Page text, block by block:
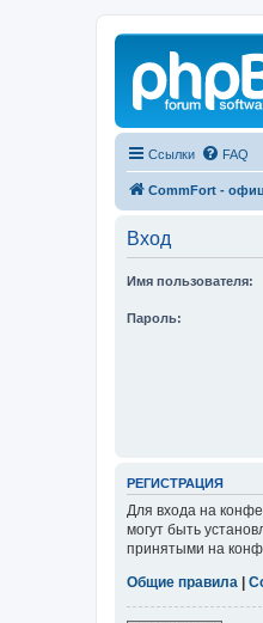
Ссылки FAQ
CommFort -
Вход
Имя пользователя:
Пароль:
РЕГИСТРАЦИЯ
Для входа на
могут быть
принятыми на
Общие правила